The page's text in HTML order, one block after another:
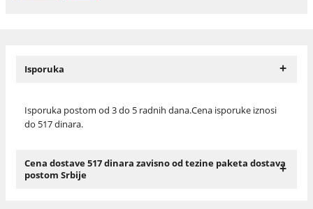
Isporuka +
Isporuka postom od 3 do 5 radnih dana.Cena isporuke iznosi
do 517 dinara.
Cena dostave 517 dinara zavisno od tezine paketa dostava
postom Srbije
+